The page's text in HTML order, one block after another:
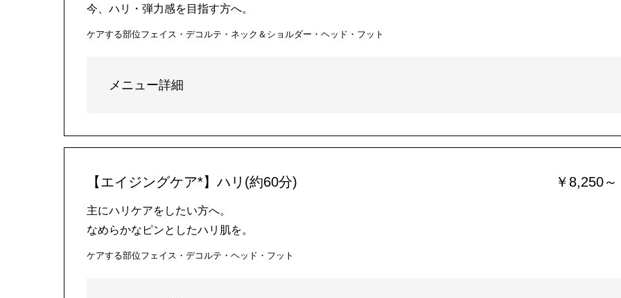
今、ハリ・弾力感を目指す方へ。
ケアする部位フェイス・デコルテ・ネック＆ショルダー・ヘッド・フット
メニュー詳細
【エイジングケア*】ハリ(約60分) ￥8,250～
主にハリケアをしたい方へ。
なめらかなピンとしたハリ肌を。
ケアする部位フェイス・デコルテ・ヘッド・フット